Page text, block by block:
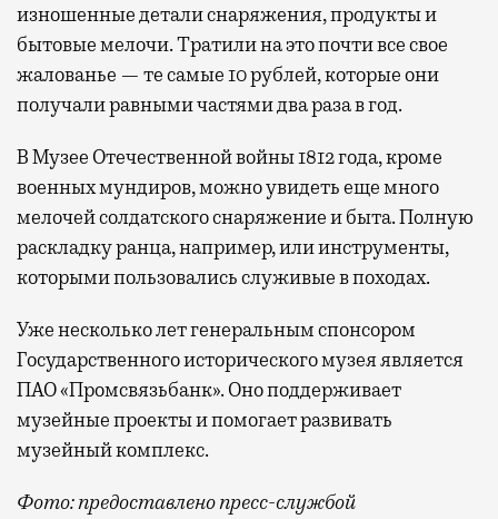
изношенные детали снаряжения, продукты и
бытовые мелочи. Тратили на это почти все свое
жалованье — те самые 10 рублей, которые они
получали равными частями два раза в год.
В Музее Отечественной войны 1812 года, кроме
военных мундиров, можно увидеть еще много
мелочей солдатского снаряжение и быта. Полную
раскладку ранца, например, или инструменты,
которыми пользовались служивые в походах.
Уже несколько лет генеральным спонсором
Государственного исторического музея является
ПАО «Промсвязьбанк». Оно поддерживает
музейные проекты и помогает развивать
музейный комплекс.
Фото: предоставлено пресс-службой